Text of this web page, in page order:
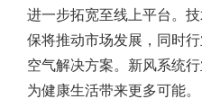
进一步拓宽至线上平台。
保将推动市场发展，同时
空气解决方案。新风系统
为健康生活带来更多可能。